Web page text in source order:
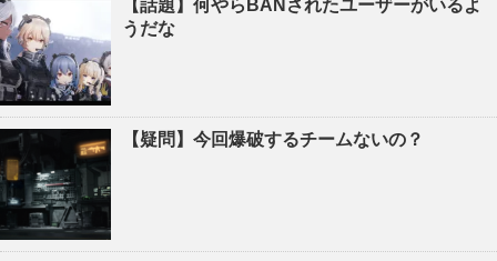
【話題】何やらBANされたユーザーがいるよ
うだな
【疑問】今回爆破するチームないの？